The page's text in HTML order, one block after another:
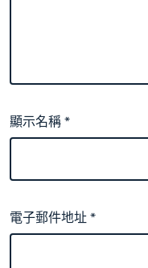
顯示名稱*
電子郵件地址*